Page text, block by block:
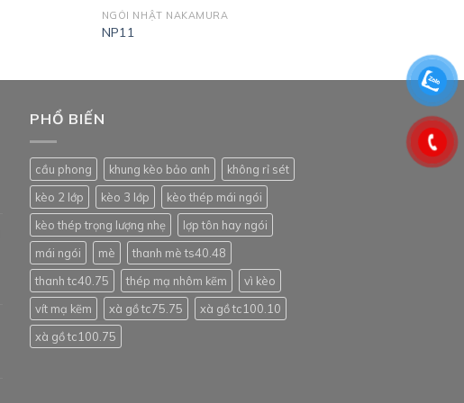
NGÓI NHẬT NAKAMURA
NP11
PHỔ BIẾN
cầu phong khung kèo bảo anh
không rỉ sét
kèo 2 lớp
kèo 3 lớp
kèo thép mái ngói
kèo thép trọng lượng nhẹ
lợp tôn hay ngói
mái ngói
mè
thanh mè ts40.48
thanh tc40.75
thép mạ nhôm kẽm
vì kèo
vít mạ kẽm
xà gồ tc75.75
xà gồ tc100.10
xà gồ tc100.75